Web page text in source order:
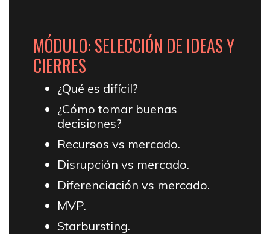
MÓDULO: SELECCIÓN DE IDEAS Y
CIERRES
¿Qué es difícil?
¿Cómo tomar buenas
decisiones?
Recursos vs mercado.
Disrupción vs mercado.
Diferenciación vs mercado.
MVP.
Starbursting.